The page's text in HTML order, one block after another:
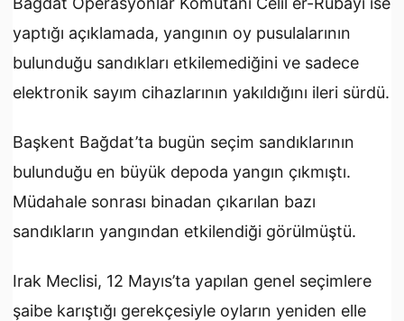
yaptığı açıklamada, yangının oy pusulalarının
bulunduğu sandıkları etkilemediğini ve sadece
elektronik sayım cihazlarının yakıldığını ileri sürdü.
Başkent Bağdat’ta bugün seçim sandıklarının
bulunduğu en büyük depoda yangın çıkmıştı.
Müdahale sonrası binadan çıkarılan bazı
sandıkların yangından etkilendiği görülmüştü.
Irak Meclisi, 12 Mayıs’ta yapılan genel seçimlere
şaibe karıştığı gerekçesiyle oyların yeniden elle